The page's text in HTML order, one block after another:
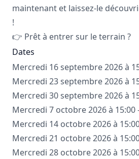
maintenant et laissez-le
!
👉 Prêt à entrer sur le terrain ?
Dates
Mercredi 16 septembre 2026 à
Mercredi 23 septembre 2026 à
Mercredi 30 septembre 2026 à
Mercredi 7 octobre 2026 à 15:00
Mercredi 14 octobre 2026 à
Mercredi 21 octobre 2026 à
Mercredi 28 octobre 2026 à